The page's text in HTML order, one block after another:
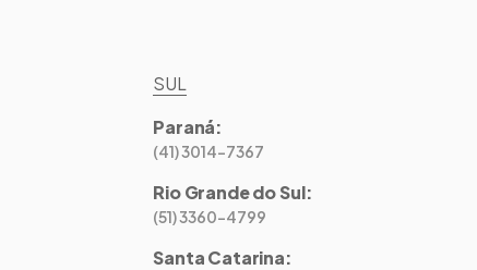
SUL
Paraná:
(41) 3014-7367
Rio Grande do Sul:
(51) 3360-4799
Santa Catarina: